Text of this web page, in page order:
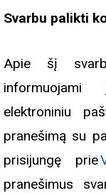
Svarbu palikti
Apie šį
informuojami
elektroniniu
pranešimą su
prisijungę prie
pranešimus